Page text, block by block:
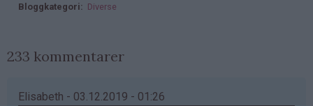
Bloggkategori Diverse
233 kommentarer
Elisabeth - 03.12.2019 - 01:26